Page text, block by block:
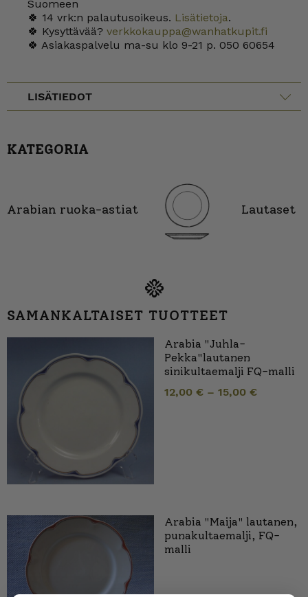
Suomeen
🍀 14 vrk:n palautusoikeus. Lisätietoja.
🍀 Kysyttävää? verkkokauppa@wanhatkupit.fi
🍀 Asiakaspalvelu ma-su klo 9-21 p. 050 60654
LISÄTIEDOT
KATEGORIA
Arabian ruoka-astiat Lautaset
SAMANKALTAISET TUOTTEET
Arabia "Juhla-
Pekka"lautanen
sinikultaemalji FQ-malli
12,00 € – 15,00 €
Arabia "Maija" lautanen,
punakultaemalji, FQ-
malli